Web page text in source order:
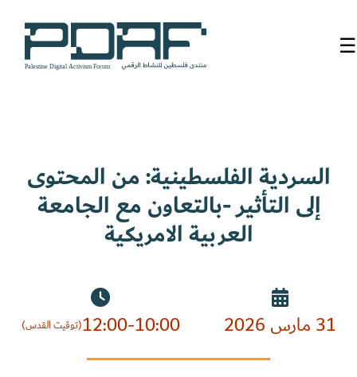
سنوات
☰
السردية الفلسطينية: من المحتوى
إلى التأثير -بالتعاون مع الجامعة
العربية الامريكية
31 مارس 2026 12:00-10:00(توقيت القدس)